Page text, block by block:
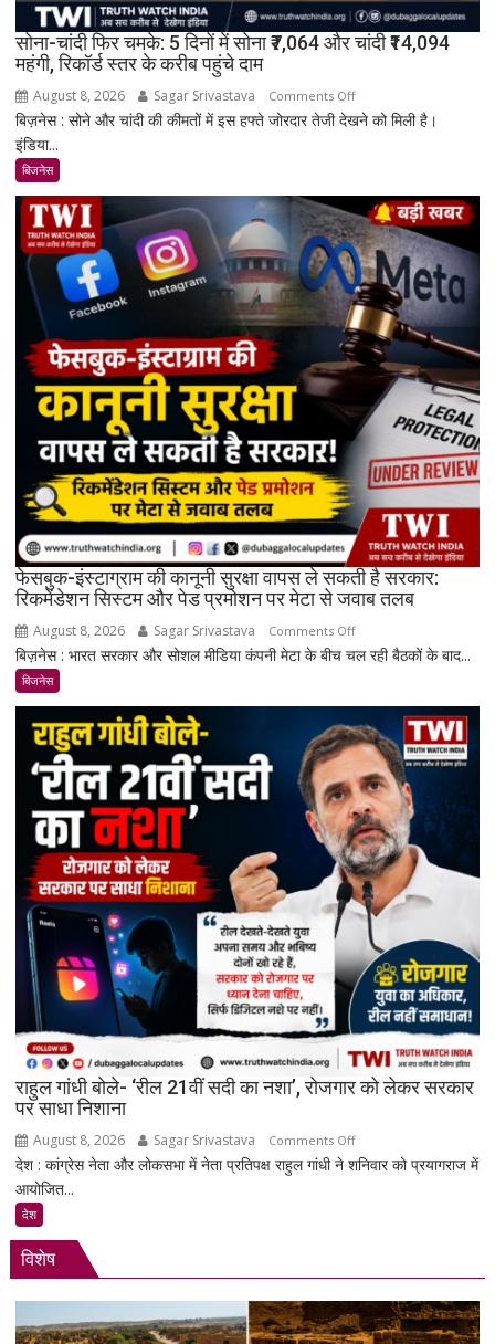
सोना-चांदी फिर चमके: 5 दिनों में सोना ₹7,064 और चांदी ₹14,094
महंगी, रिकॉर्ड स्तर के करीब पहुंचे दाम
August 8, 2026 Sagar Srivastava Comments Offon
सोना-
चमके:
5
दिनों
में
सोना
₹7,064
और
चांदी
₹14,094
महंगी,
रिकॉर्ड
स्तर
के
करीब
पहुंचे
दाम
बिज़नेस : सोने और चांदी की कीमतों में इस हफ्ते जोरदार तेजी देखने को मिली है।
इंडिया...
बिजनेस
फेसबुक-इंस्टाग्राम की कानूनी सुरक्षा वापस ले सकती है सरकार:
रिकमेंडेशन सिस्टम और पेड प्रमोशन पर मेटा से जवाब तलब
August 8, 2026 Sagar Srivastava Comments Offon
फेसबुक-
कानूनी
सुरक्षा
वापस
ले
सकती
है
सरकार:
रिकमेंडेशन
सिस्टम
और
पेड
प्रमोशन
से
जवाब
बिज़नेस : भारत सरकार और सोशल मीडिया कंपनी मेटा के बीच चल रही बैठकों के बाद...
बिजनेस
राहुल गांधी बोले- ‘रील 21वीं सदी का नशा’, रोजगार को लेकर सरकार
पर साधा निशाना
August 8, 2026 Sagar Srivastava Comments Offon
राहुल
का
नशा’,
देश : कांग्रेस नेता और लोकसभा में नेता प्रतिपक्ष राहुल गांधी ने शनिवार को प्रयागराज में
आयोजित...
देश
विशेष